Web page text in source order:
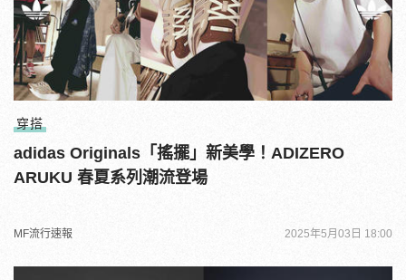
穿搭
adidas Originals「搖擺」新美學！ADIZERO
ARUKU 春夏系列潮流登場
MF流行速報 2025年5月03日 18:00